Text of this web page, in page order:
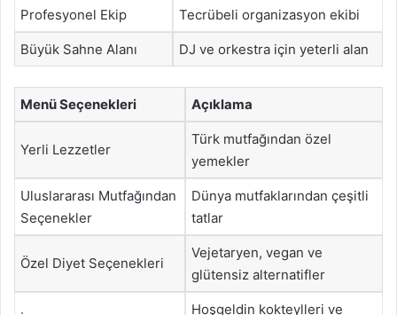
Profesyonel Ekip Tecrübeli organizasyon ekibi
Büyük Sahne Alanı DJ ve orkestra için yeterli alan
Menü Seçenekleri Açıklama
Yerli Lezzetler
Türk mutfağından özel
yemekler
Uluslararası Mutfağından
Seçenekler
Dünya mutfaklarından çeşitli
tatlar
Özel Diyet Seçenekleri
Vejetaryen, vegan ve
glütensiz alternatifler
Hoşgeldin kokteylleri ve